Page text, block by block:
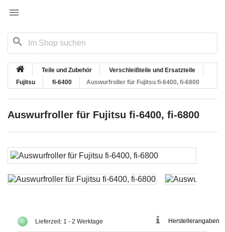

search
Teile und Zubehör
Verschleißteile und Ersatzteile
Fujitsu
fi-6400 Auswurfroller für Fujitsu fi-6400, fi-6800
Auswurfroller für Fujitsu fi-6400, fi-6800
Lieferzeit: 1 - 2 Werktage Herstellerangaben